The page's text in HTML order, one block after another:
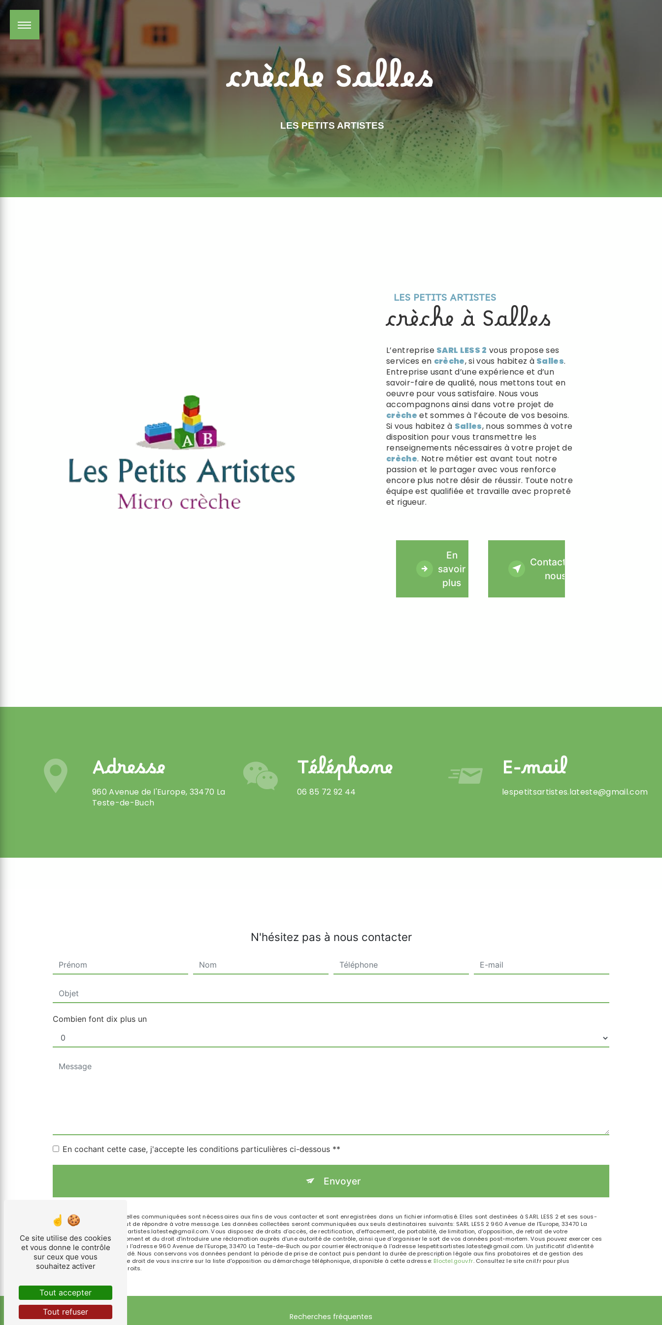
crèche Salles
LES PETITS ARTISTES
LES PETITS ARTISTES
crèche à Salles
L’entreprise SARL LESS 2 vous propose ses
services en crèche, si vous habitez à Salles.
Entreprise usant d’une expérience et d’un
savoir-faire de qualité, nous mettons tout en
oeuvre pour vous satisfaire. Nous vous
accompagnons ainsi dans votre projet de
crèche et sommes à l’écoute de vos besoins.
Si vous habitez à Salles, nous sommes à votre
disposition pour vous transmettre les
renseignements nécessaires à votre projet de
crèche. Notre métier est avant tout notre
passion et le partager avec vous renforce
encore plus notre désir de réussir. Toute notre
équipe est qualifiée et travaille avec propreté
et rigueur.
En
savoir
plus
Contactez-
nous
Adresse
960 Avenue de l'Europe, 33470 La
Teste-de-Buch
Téléphone
06 85 72 92 44
E-mail
lespetitsartistes.lateste@gmail.com
N'hésitez pas à nous contacter
Combien font dix plus un
En cochant cette case, j'accepte les conditions particulières ci-dessous **
Envoyer
** Les données personnelles communiquées sont nécessaires aux fins de vous contacter et sont enregistrées dans un fichier informatisé. Elles sont destinées à SARL LESS 2 et ses sous-
traitants dans le seul but de répondre à votre message. Les données collectées seront communiquées aux seuls destinataires suivants: SARL LESS 2 960 Avenue de l'Europe, 33470 La
Teste-de-Buch lespetitsartistes.lateste@gmail.com. Vous disposez de droits d’accès, de rectification, d’effacement, de portabilité, de limitation, d’opposition, de retrait de votre
consentement à tout moment et du droit d’introduire une réclamation auprès d’une autorité de contrôle, ainsi que d’organiser le sort de vos données post-mortem. Vous pouvez exercer ces
droits par voie postale à l'adresse 960 Avenue de l'Europe, 33470 La Teste-de-Buch ou par courrier électronique à l'adresse lespetitsartistes.lateste@gmail.com. Un justificatif d'identité
pourra vous être demandé. Nous conservons vos données pendant la période de prise de contact puis pendant la durée de prescription légale aux fins probatoires et de gestion des
contentieux. Vous avez le droit de vous inscrire sur la liste d'opposition au démarchage téléphonique, disponible à cette adresse: Bloctel.gouv.fr. Consultez le site cnil.fr pour plus
d’informations sur vos droits.
Recherches fréquentes
Panneau de gestion des cookies
Ce site utilise des cookies
et vous donne le contrôle
sur ceux que vous
souhaitez activer
Tout accepter
Tout refuser